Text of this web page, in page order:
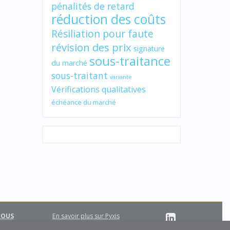
pénalités de retard
réduction des coûts
Résiliation pour faute
révision des prix signature
du marché sous-traitance
sous-traitant variante
Vérifications qualitatives
échéance du marché
En savoir plus sur Pyxis